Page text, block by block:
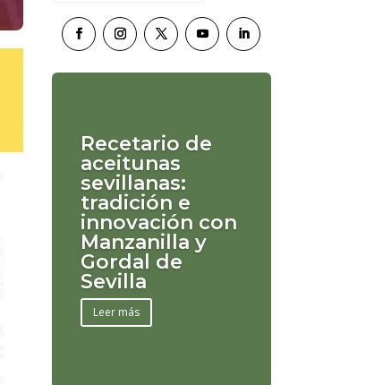
Recetario de
aceitunas
sevillanas:
tradición e
innovación con
Manzanilla y
Gordal de
Sevilla
Leer más